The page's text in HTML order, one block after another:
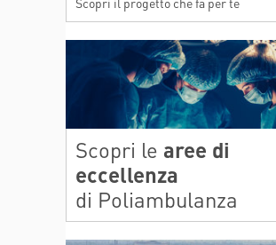
Scopri le aree di
eccellenza
di Poliambulanza